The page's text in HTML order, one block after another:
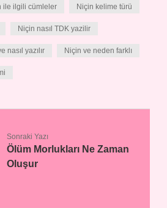
ile ilgili cümleler Niçin kelime türü
Niçin nasıl TDK yazilir
nasıl yazılır Niçin ve neden farklı
Sonraki Yazı
Ölüm Morlukları Ne Zaman
Oluşur